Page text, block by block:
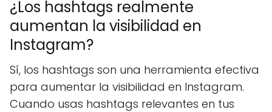
¿Los hashtags realmente
aumentan la visibilidad en
Instagram?
Sí, los hashtags son una herramienta efectiva
para aumentar la visibilidad en Instagram.
Cuando usas hashtags relevantes en tus